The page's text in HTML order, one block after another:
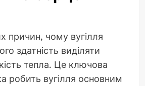
причин, чому вугілля
здатність виділяти
тепла. Це ключова
робить вугілля основним